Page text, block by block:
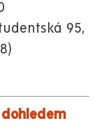
95,